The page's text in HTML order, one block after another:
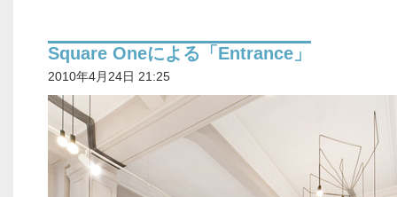
Square Oneによる「Entrance」
2010年4月24日 21:25